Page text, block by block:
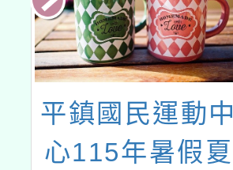
平鎮國民運動中
心115年暑假夏